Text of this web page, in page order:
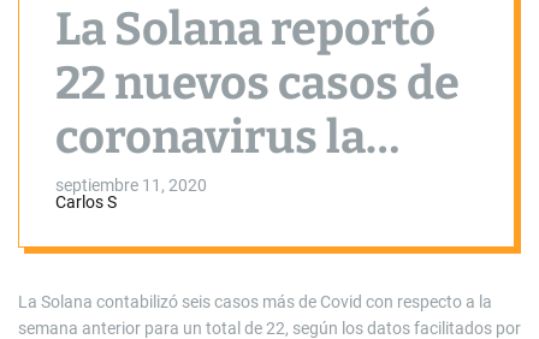
La Solana reportó
22 nuevos casos de
coronavirus la
última semana
septiembre 11, 2020
Carlos S
La Solana contabilizó seis casos más de Covid con respecto a la
semana anterior para un total de 22, según los datos facilitados por